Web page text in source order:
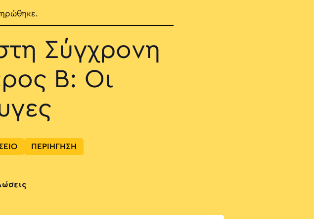
Σύγχρονη
Β: Οι
ΠΕΡΙΗΓΗΣΗ